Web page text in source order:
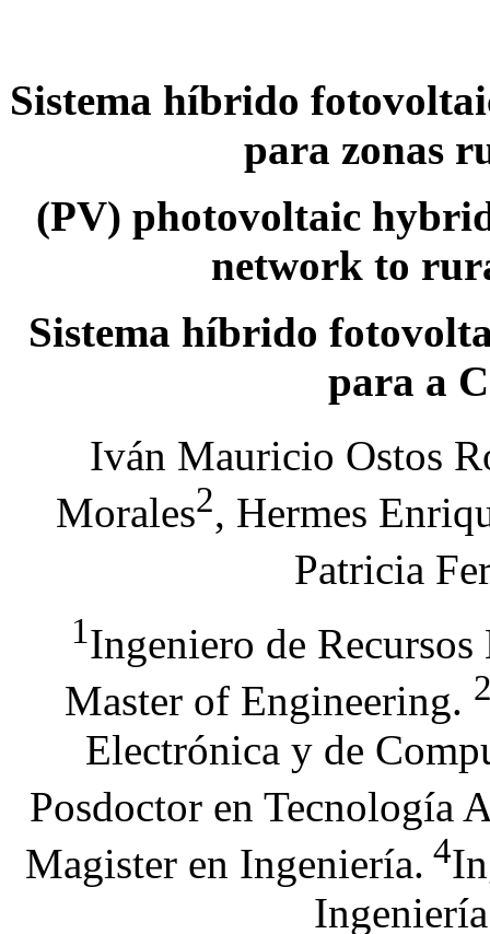
Sistema híbrido
para zonas
(PV) photovoltaic
network to
Sistema híbrido
para a
Iván Mauricio Ostos
Morales2, Hermes
Patricia
1Ingeniero de
Master of Engineering.
Electrónica y de
Posdoctor en Tecnología
Magister en Ingeniería. 4